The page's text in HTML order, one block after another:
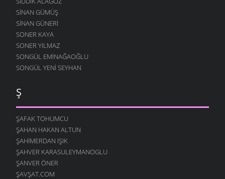
SINAN GÜMÜŞ
SINAN GÜNERI
SONER KAYA
SONER YILMAZ
SONGÜL EMINAĞAOĞLU
SONGÜL YENI SEYHAN
Ş
ŞAFAK TOHUMCU
ŞAHAN HAKAN ALTUN
ŞAHIMERDAN IŞIK
ŞAHVER KARASULEYMANOGLU
ŞANVER ÖNER
ŞAVŞAT.COM